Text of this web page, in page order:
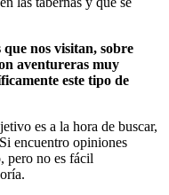
nos visitan, sobre
aventureras muy
este tipo de
es a la hora de buscar,
encuentro opiniones
pero no es fácil